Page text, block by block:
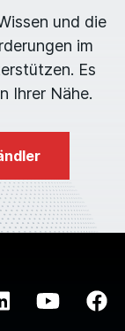
und die
im
Es
Ihrer Nähe.